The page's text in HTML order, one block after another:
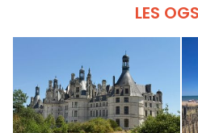
LES